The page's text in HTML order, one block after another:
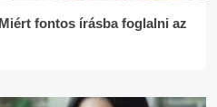
fontos írásba foglalni az